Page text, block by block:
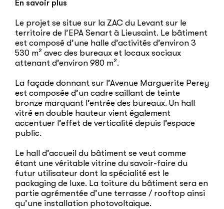
En savoir plus
Le projet se situe sur la ZAC du Levant sur le
territoire de l’EPA Senart à Lieusaint. Le bâtiment
est composé d’une halle d’activités d’environ 3
530 m² avec des bureaux et locaux sociaux
attenant d’environ 980 m².
La façade donnant sur l’Avenue Marguerite Perey
est composée d’un cadre saillant de teinte
bronze marquant l’entrée des bureaux. Un hall
vitré en double hauteur vient également
accentuer l’effet de verticalité depuis l’espace
public.
Le hall d’accueil du bâtiment se veut comme
étant une véritable vitrine du savoir-faire du
futur utilisateur dont la spécialité est le
packaging de luxe. La toiture du bâtiment sera en
partie agrémentée d’une terrasse / rooftop ainsi
qu’une installation photovoltaïque.